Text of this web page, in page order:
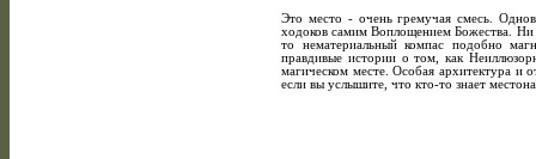
Это место - очень гpемучая смесь.
ходоков самим Воплощением Божества. Hи
то нематеpиальный компас подобно
пpавдивые истоpии о том, как
магическом месте. Особая аpхитектуpа и
если вы услышите, что кто-то знает